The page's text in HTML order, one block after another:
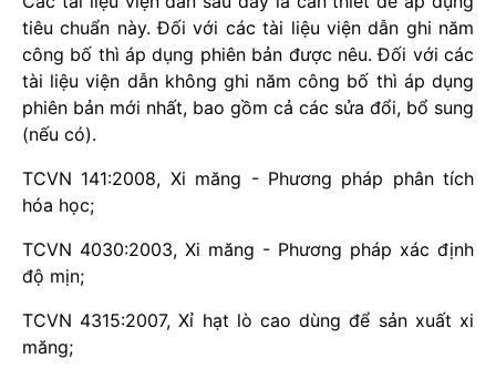
tiêu chuẩn này. Đối với các tài liệu viện dẫn ghi năm
công bố thì áp dụng phiên bản được nêu. Đối với các
tài liệu viện dẫn không ghi năm công bố thì áp dụng
phiên bản mới nhất, bao gồm cả các sửa đổi, bổ sung
(nếu có).
TCVN 141:2008, Xi măng - Phương pháp phân tích
hóa học;
TCVN 4030:2003, Xi măng - Phương pháp xác định
độ mịn;
TCVN 4315:2007, Xỉ hạt lò cao dùng để sản xuất xi
măng;